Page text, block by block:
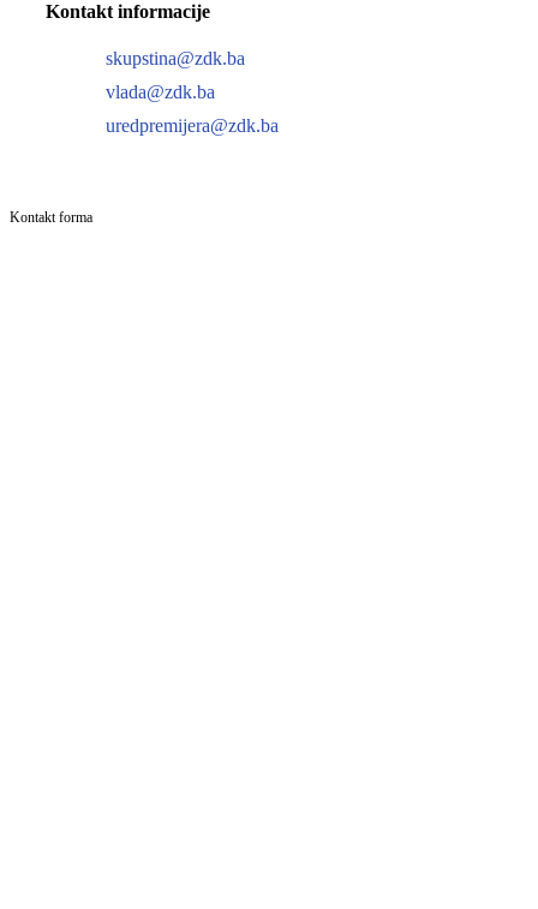
Kontakt informacije
skupstina@zdk.ba
vlada@zdk.ba
uredpremijera@zdk.ba
Kontakt forma